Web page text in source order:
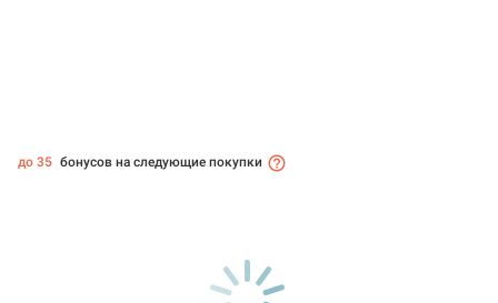
до 35 бонусов на следующие покупки